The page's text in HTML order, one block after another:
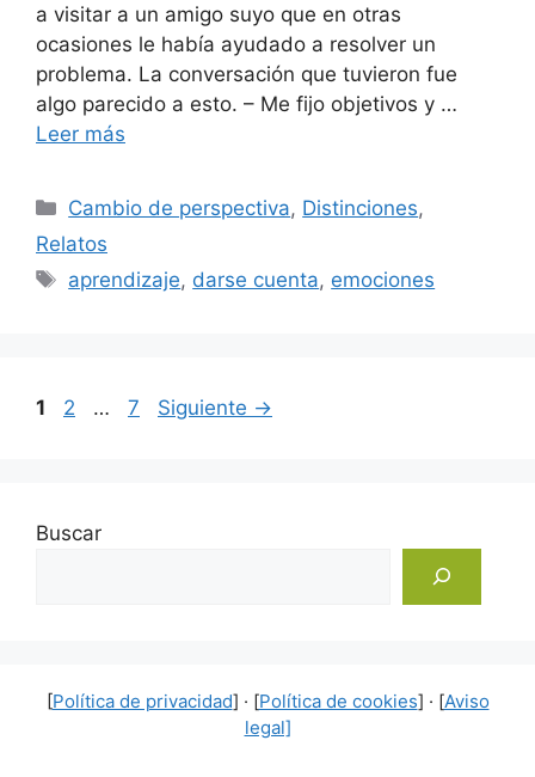
a visitar a un amigo suyo que en otras
ocasiones le había ayudado a resolver un
problema. La conversación que tuvieron fue
algo parecido a esto. – Me fijo objetivos y …
Leer más
Categorías
Cambio de perspectiva, Distinciones,
Relatos
Etiquetas
aprendizaje, darse cuenta, emociones
Página
1 Página
2 … Página
7 Siguiente →
Buscar
[Política de privacidad] · [Política de cookies] · [Aviso
legal]